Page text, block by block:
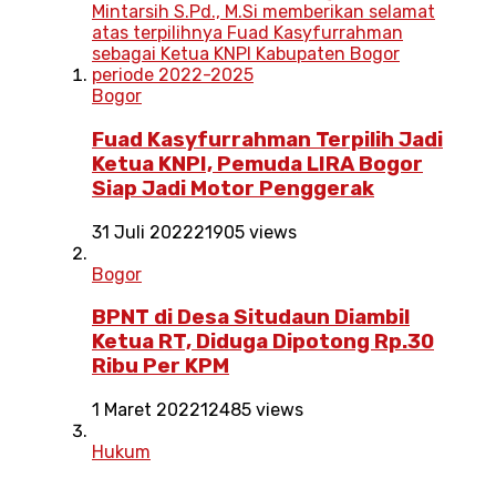
Bogor
Fuad Kasyfurrahman Terpilih Jadi
Ketua KNPI, Pemuda LIRA Bogor
Siap Jadi Motor Penggerak
31 Juli 202221905 views
Bogor
BPNT di Desa Situdaun Diambil
Ketua RT, Diduga Dipotong Rp.30
Ribu Per KPM
1 Maret 202212485 views
Hukum